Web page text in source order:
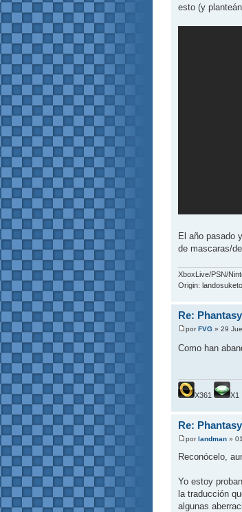
esto (y
El año pasado
de mascaras/
XboxLive/PSN/
Origin: landosuketo
Re:
porFVG » 29
Como han
X361 X1
Re:
porlandman »
Reconócelo,
Yo estoy
la traducción
algunas